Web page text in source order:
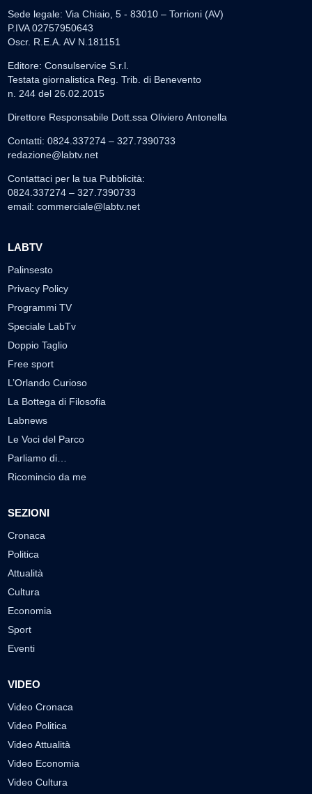
Sede legale: Via Chiaio, 5 - 83010 – Torrioni (AV)
P.IVA 02757950643
Oscr. R.E.A. AV N.181151
Editore: Consulservice S.r.l.
Testata giornalistica Reg. Trib. di Benevento
n. 244 del 26.02.2015
Direttore Responsabile Dott.ssa Oliviero Antonella
Contatti: 0824.337274 – 327.7390733
redazione@labtv.net
Contattaci per la tua Pubblicità:
0824.337274 – 327.7390733
email: commerciale@labtv.net
LABTV
Palinsesto
Privacy Policy
Programmi TV
Speciale LabTv
Doppio Taglio
Free sport
L’Orlando Curioso
La Bottega di Filosofia
Labnews
Le Voci del Parco
Parliamo di…
Ricomincio da me
SEZIONI
Cronaca
Politica
Attualità
Cultura
Economia
Sport
Eventi
VIDEO
Video Cronaca
Video Politica
Video Attualità
Video Economia
Video Cultura